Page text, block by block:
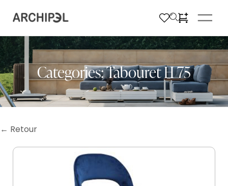
Categories:Tabouret H 75
← Retour